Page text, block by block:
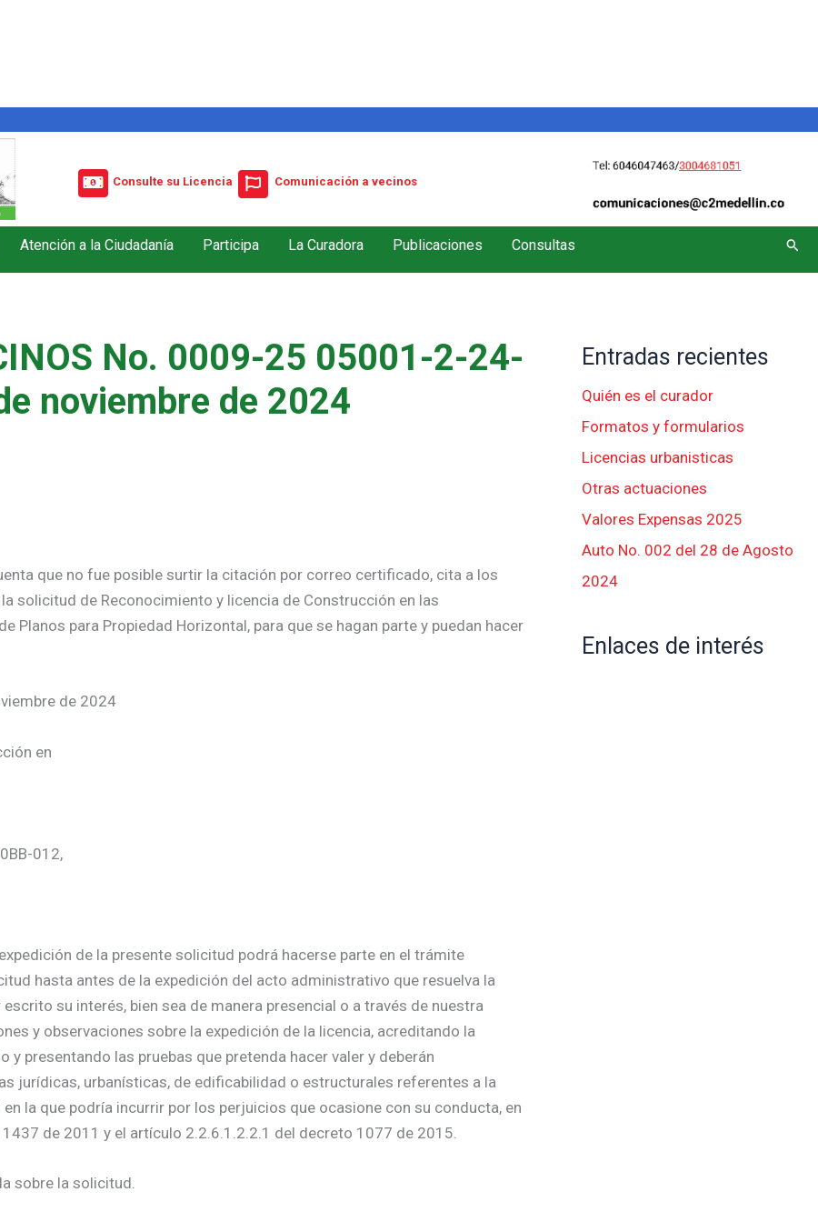
Consulte su Licencia Comunicación a vecinos
Atención a la Ciudadanía Participa La Curadora Publicaciones Consultas
No. 0009-25 05001-2-24-
noviembre de 2024
que no fue posible surtir la citación por correo certificado, cita a los
solicitud de Reconocimiento y licencia de Construcción en las
Planos para Propiedad Horizontal, para que se hagan parte y puedan hacer
de 2024
en
012,
de la presente solicitud podrá hacerse parte en el trámite
hasta antes de la expedición del acto administrativo que resuelva la
su interés, bien sea de manera presencial o a través de nuestra
y observaciones sobre la expedición de la licencia, acreditando la
presentando las pruebas que pretenda hacer valer y deberán
jurídicas, urbanísticas, de edificabilidad o estructurales referentes a la
la que podría incurrir por los perjuicios que ocasione con su conducta, en
de 2011 y el artículo 2.2.6.1.2.2.1 del decreto 1077 de 2015.
sobre la solicitud.
Entradas recientes
Quién es el curador
Formatos y formularios
Licencias urbanisticas
Otras actuaciones
Valores Expensas 2025
Auto No. 002 del 28 de Agosto
2024
Enlaces de interés